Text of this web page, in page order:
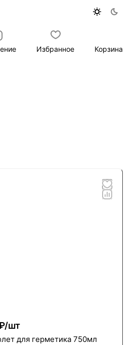
Избранное Корзина
шт
для герметика 750мл